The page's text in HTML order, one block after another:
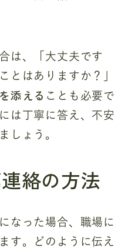
は、「大丈夫です
とはありますか？」
添える ことも必要で
は丁寧に答え、不安
しょう。
絡の方法
なった場合、職場に
す。どのように伝え